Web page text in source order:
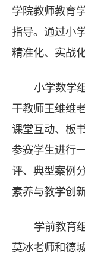
学院教师教育
指导。通过小
精准化、实战
小学数学
干教师王维维
课堂互动、板
参赛学生进行
评、典型案例
素养与教学创
学前教育
莫冰老师和德